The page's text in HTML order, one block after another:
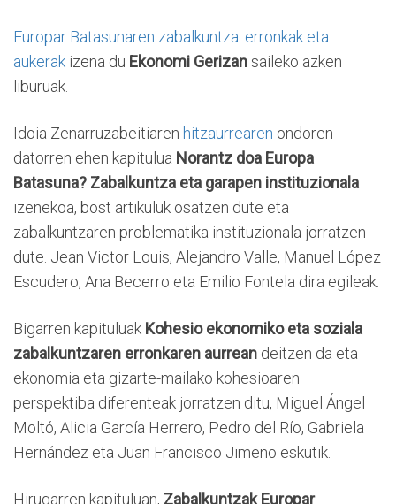
Europar Batasunaren zabalkuntza: erronkak eta
aukerak izena du Ekonomi Gerizansaileko azken
liburuak.
Idoia Zenarruzabeitiaren hitzaurrearen ondoren
datorren ehen kapitulua Norantz doa Europa
Batasuna? Zabalkuntza eta garapen instituzionala
izenekoa, bost artikuluk osatzen dute eta
zabalkuntzaren problematika instituzionala jorratzen
dute. Jean Victor Louis, Alejandro Valle, Manuel López
Escudero, Ana Becerro eta Emilio Fontela dira egileak.
Bigarren kapituluak Kohesio ekonomiko eta soziala
zabalkuntzaren erronkaren aurrean deitzen da eta
ekonomia eta gizarte-mailako kohesioaren
perspektiba diferenteak jorratzen ditu, Miguel Ángel
Moltó, Alicia García Herrero, Pedro del Río, Gabriela
Hernández eta Juan Francisco Jimeno eskutik.
Hirugarren kapituluan, Zabalkuntzak Europar